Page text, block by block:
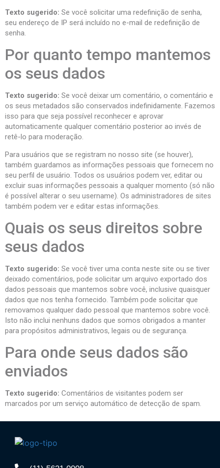
Texto sugerido: Se você solicitar uma redefinição de senha,
seu endereço de IP será incluído no e-mail de redefinição de
senha.
Por quanto tempo mantemos
os seus dados
Texto sugerido: Se você deixar um comentário, o comentário e
os seus metadados são conservados indefinidamente. Fazemos
isso para que seja possível reconhecer e aprovar
automaticamente qualquer comentário posterior ao invés de
retê-lo para moderação.
Para usuários que se registram no nosso site (se houver),
também guardamos as informações pessoais que fornecem no
seu perfil de usuário. Todos os usuários podem ver, editar ou
excluir suas informações pessoais a qualquer momento (só não
é possível alterar o seu username). Os administradores de sites
também podem ver e editar estas informações.
Quais os seus direitos sobre
seus dados
Texto sugerido: Se você tiver uma conta neste site ou se tiver
deixado comentários, pode solicitar um arquivo exportado dos
dados pessoais que mantemos sobre você, inclusive quaisquer
dados que nos tenha fornecido. Também pode solicitar que
removamos qualquer dado pessoal que mantemos sobre você.
Isto não inclui nenhuns dados que somos obrigados a manter
para propósitos administrativos, legais ou de segurança.
Para onde seus dados são
enviados
Texto sugerido: Comentários de visitantes podem ser
marcados por um serviço automático de detecção de spam.